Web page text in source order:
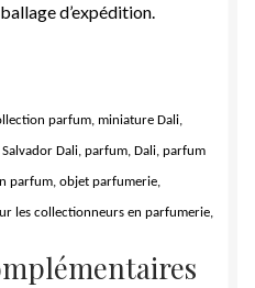
d’expédition.
parfum, miniature Dali,
Dali, parfum, Dali, parfum
parfum, objet parfumerie,
les collectionneurs en parfumerie,